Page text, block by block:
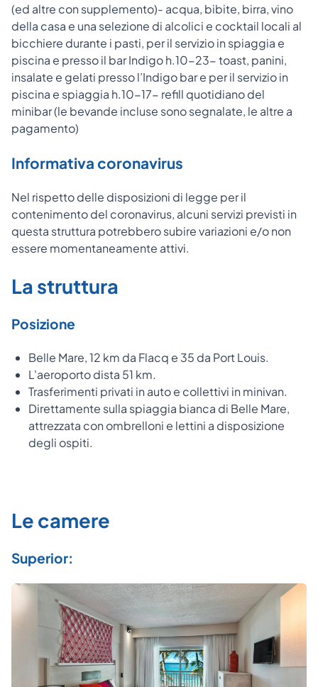
(ed altre con supplemento)- acqua, bibite, birra, vino
della casa e una selezione di alcolici e cocktail locali al
bicchiere durante i pasti, per il servizio in spiaggia e
piscina e presso il bar Indigo h.10-23- toast, panini,
insalate e gelati presso l’Indigo bar e per il servizio in
piscina e spiaggia h.10-17- refill quotidiano del
minibar (le bevande incluse sono segnalate, le altre a
pagamento)
Informativa coronavirus
Nel rispetto delle disposizioni di legge per il
contenimento del coronavirus, alcuni servizi previsti in
questa struttura potrebbero subire variazioni e/o non
essere momentaneamente attivi.
La struttura
Posizione
Belle Mare, 12 km da Flacq e 35 da Port Louis.
L'aeroporto dista 51 km.
Trasferimenti privati in auto e collettivi in minivan.
Direttamente sulla spiaggia bianca di Belle Mare,
attrezzata con ombrelloni e lettini a disposizione
degli ospiti.
Le camere
Superior: